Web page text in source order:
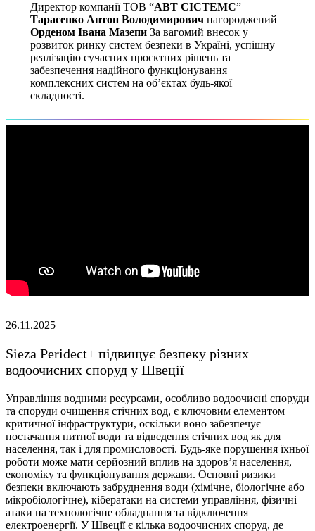
Директор компанії ТОВ “АВТ СІСТЕМС”
Тарасенко Антон Володимировичнагороджений
Орденом Івана МазепиЗа вагомий внесок у
розвиток ринку систем безпеки в Україні, успішну
реалізацію сучасних проєктних рішень та
забезпечення надійного функціонування
комплексних систем на об’єктах будь-якої
складності.
26.11.2025
Sieza Peridect+ підвищує безпеку різних
водоочисних споруд у Швеції
Управління водними ресурсами, особливо водоочисні споруди
та споруди очищення стічних вод, є ключовим елементом
критичної інфраструктури, оскільки воно забезпечує
постачання питної води та відведення стічних вод як для
населення, так і для промисловості. Будь-яке порушення їхньої
роботи може мати серйозний вплив на здоров’я населення,
економіку та функціонування держави. Основні ризики
безпеки включають забруднення води (хімічне, біологічне або
мікробіологічне), кібератаки на системи управління, фізичні
атаки на технологічне обладнання та відключення
електроенергії. У Швеції є кілька водоочисних споруд, де